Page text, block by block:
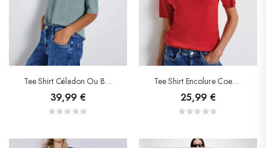
Tee Shirt Céladon Ou Blanc – Street One
39,99 €
Tee Shirt Encolure Coeur – Street One
25,99 €